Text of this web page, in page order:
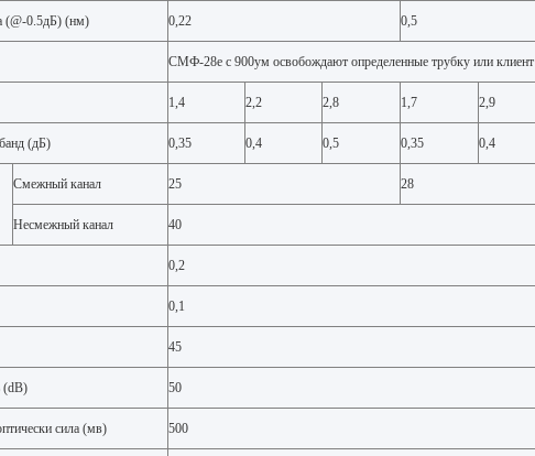
(@-0.5дБ) (нм) 0,22 0,5
СМФ-28е с 900ум освобождают определенные трубку или клиент
1,4 2,2 2,8 1,7 2,9
(дБ) 0,35 0,4 0,5 0,35 0,4
Смежный канал 25 28
Несмежный канал 40
0,2
0,1
45
(dB) 50
сила (мв) 500